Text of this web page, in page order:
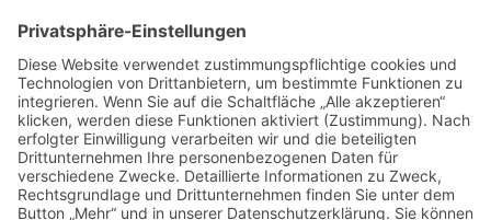
PERSONALVERANTWORTLICHE